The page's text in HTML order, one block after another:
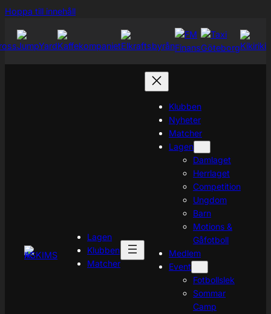
Hoppa till innehållHoppa
Lagen
Klubben
Matcher
Klubben
Nyheter
Matcher
Lagen
Damlaget
Herrlaget
Competition
Ungdom
Barn
Motions &
Gåfotboll
Medlem
Event
Fotbollslek
Sommar
Camp